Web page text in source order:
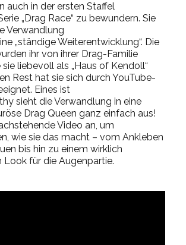
auch in der ersten Staffel
„Drag Race“ zu bewundern. Sie
Verwandlung
„ständige Weiterentwicklung“. Die
ihr von ihrer Drag-Familie
liebevoll als „Haus of Kendoll“
Rest hat sie sich durch YouTube-
Eines ist
sieht die Verwandlung in eine
Drag Queen ganz einfach aus!
Video an, um
wie sie das macht – vom Ankleben
bis hin zu einem wirklich
für die Augenpartie.